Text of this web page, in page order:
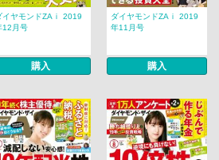
イヤモンドZAｉ 2019
12月号
購入
ダイヤモンドZAｉ 2019
年11月号
購入